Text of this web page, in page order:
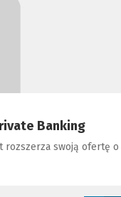
Banking
rozszerza swoją ofertę o